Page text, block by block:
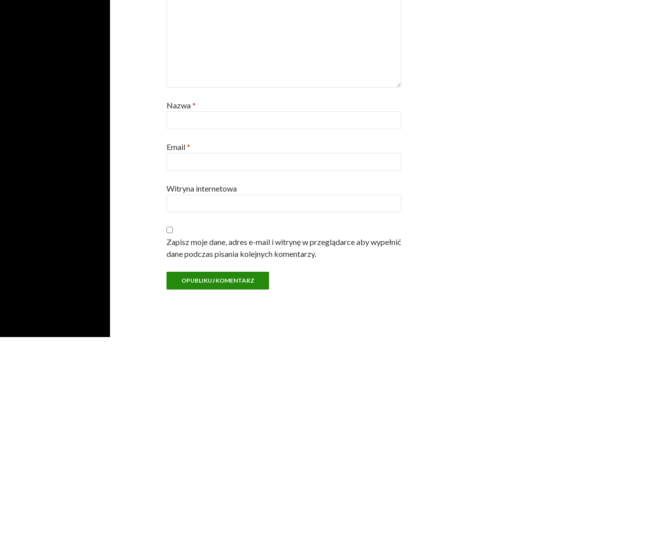
Nazwa*
Email*
Witryna internetowa
Zapisz moje dane, adres e-mail i witrynę w przeglądarce aby wypełnić
dane podczas pisania kolejnych komentarzy.